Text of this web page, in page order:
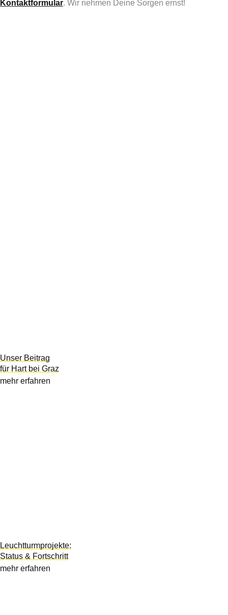
Kontaktformular. Wir nehmen Deine Sorgen ernst!
Unser Beitrag
für Hart bei Graz
mehr erfahren
Leuchtturmprojekte:
Status & Fortschritt
mehr erfahren